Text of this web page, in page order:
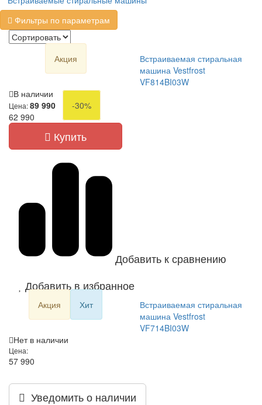
Фильтры по параметрам
Акция
Встраиваемая стиральная
машина Vestfrost
VF814BI03W
В наличии
Цена:89 990
-30%
62 990
Купить
Добавить к сравнению
Добавить в избранное
Акция Хит
Встраиваемая стиральная
машина Vestfrost
VF714BI03W
Нет в наличии
Цена:
57 990
Уведомить о наличии